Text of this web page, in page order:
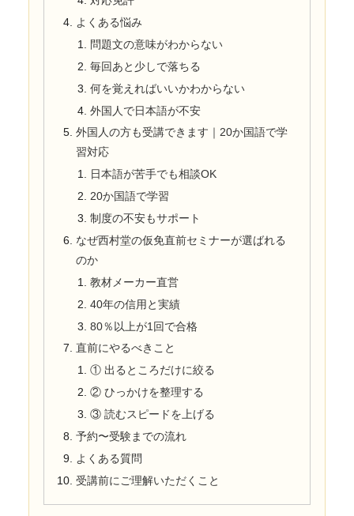
よくある悩み
問題文の意味がわからない
毎回あと少しで落ちる
何を覚えればいいかわからない
外国人で日本語が不安
外国人の方も受講できます｜20か国語で学
習対応
日本語が苦手でも相談OK
20か国語で学習
制度の不安もサポート
なぜ西村堂の仮免直前セミナーが選ばれる
のか
教材メーカー直営
40年の信用と実績
80％以上が1回で合格
直前にやるべきこと
① 出るところだけに絞る
② ひっかけを整理する
③ 読むスピードを上げる
予約〜受験までの流れ
よくある質問
受講前にご理解いただくこと